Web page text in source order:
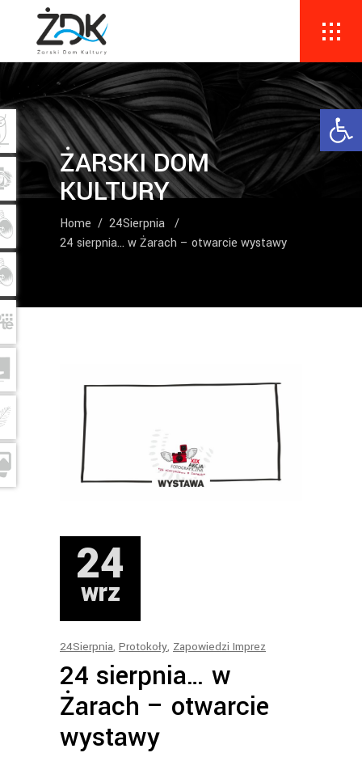
ŻARSKI DOM
KULTURY
Home / 24Sierpnia /
24 sierpnia… w Żarach – otwarcie wystawy
24
wrz
24Sierpnia, Protokoły, Zapowiedzi Imprez
24 sierpnia… w
Żarach – otwarcie
wystawy